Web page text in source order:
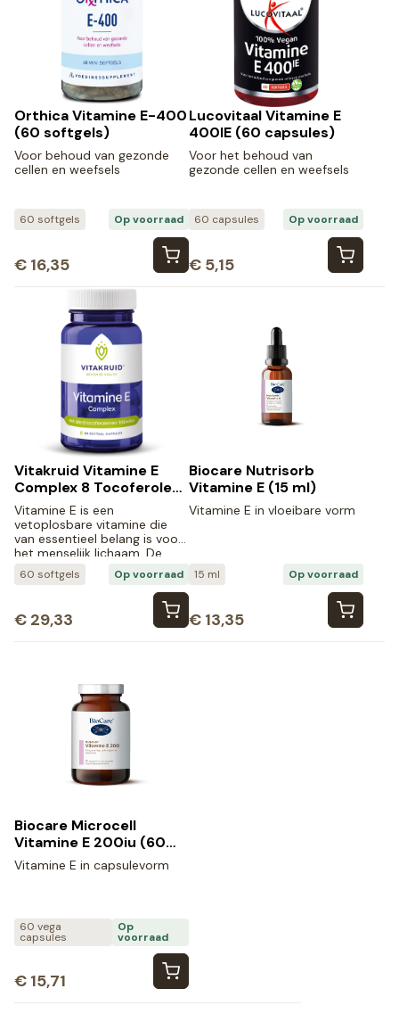
Orthica Vitamine E-400
(60 softgels)
Voor behoud van gezonde
cellen en weefsels
60 softgels Op voorraad
€ 16,35
Lucovitaal Vitamine E
400IE (60 capsules)
Voor het behoud van
gezonde cellen en weefsels
60 capsules Op voorraad
€ 5,15
Vitakruid Vitamine E
Complex 8 Tocoferolen
en -Triënolen (60
softgels)
Vitamine E is een
vetoplosbare vitamine die
van essentieel belang is voor
het menselijk lichaam. De
vitamine komt vooral voor in
plantaardige oliën, noten,
door het lichaam zelf worden
aangemaakt.
60 softgels Op voorraad
€ 29,33
Biocare Nutrisorb
Vitamine E (15 ml)
Vitamine E in vloeibare vorm
15 ml Op voorraad
€ 13,35
Biocare Microcell
Vitamine E 200iu (60
vega capsules)
Vitamine E in capsulevorm
60 vega
capsules
Op
voorraad
€ 15,71